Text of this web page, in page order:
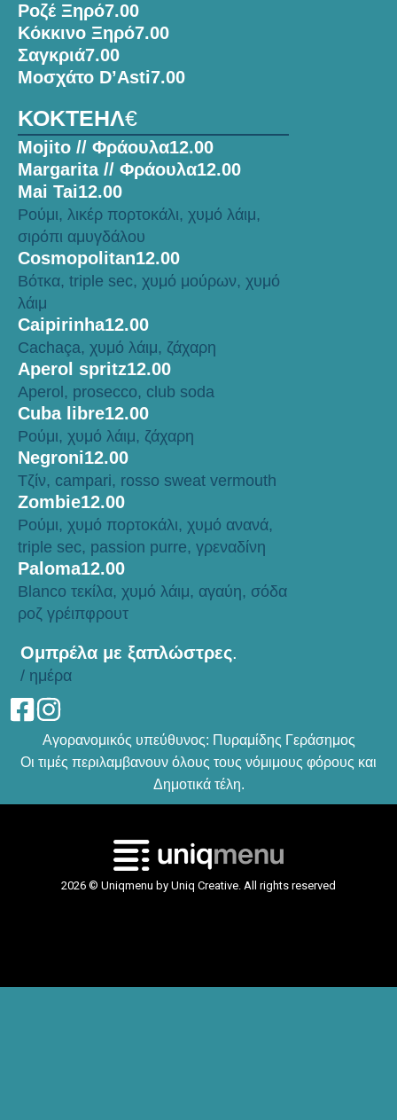
Ροζέ Ξηρό7.00
Κόκκινο Ξηρό7.00
Σαγκριά7.00
Μοσχάτο D’Asti7.00
ΚΟΚΤΕΗΛ€
Mojito // Φράουλα12.00
Margarita // Φράουλα12.00
Mai Tai12.00
Ρούμι, λικέρ πορτοκάλι, χυμό λάιμ,
σιρόπι αμυγδάλου
Cosmopolitan12.00
Βότκα, triple sec, χυμό μούρων, χυμό
λάιμ
Caipirinha12.00
Cachaça, χυμό λάιμ, ζάχαρη
Aperol spritz12.00
Aperol, prosecco, club soda
Cuba libre12.00
Ρούμι, χυμό λάιμ, ζάχαρη
Negroni12.00
Τζίν, campari, rosso sweat vermouth
Zombie12.00
Ρούμι, χυμό πορτοκάλι, χυμό ανανά,
triple sec, passion purre, γρεναδίνη
Paloma12.00
Blanco τεκίλα, χυμό λάιμ, αγαύη, σόδα
ροζ γρέιπφρουτ
Ομπρέλα με ξαπλώστρες.
/ ημέρα
Αγορανομικός υπεύθυνος: Πυραμίδης Γεράσημος
Οι τιμές περιλαμβανουν όλους τους νόμιμους φόρους και
Δημοτικά τέλη.
2026 © Uniqmenu by Uniq Creative. All rights reserved